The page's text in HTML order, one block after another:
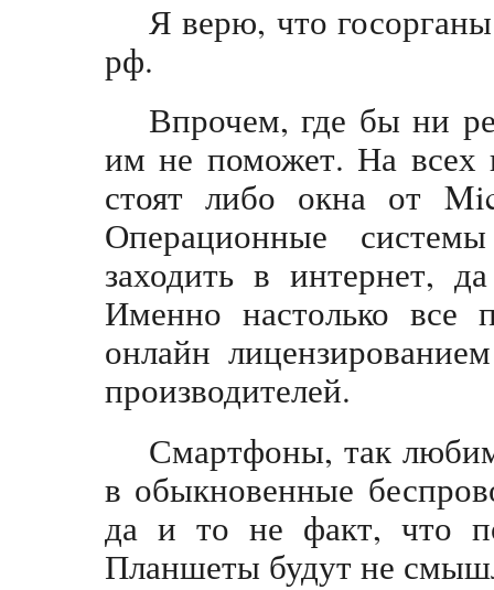
Я верю, что
рф.
Впрочем, где бы ни
им не поможет. На всех
стоят либо окна от
Операционные
заходить в интернет,
Именно настолько все
онлайн
производителей.
Смартфоны, так
в обыкновенные
да и то не факт, что
Планшеты будут не